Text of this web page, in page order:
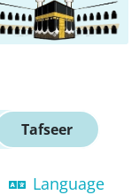
Tafseer
Language